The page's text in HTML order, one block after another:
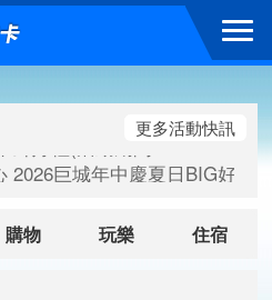
郵好禮(活動期間：115/08/07-
第2波 刷卡郵好禮(活動期間：
郵好禮(活動期間：115/08/07-
2026巨城年中慶夏日BIG好刷(
更多活動快訊
購物 玩樂 住宿